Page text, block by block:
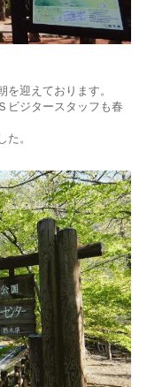
迎えております。
ビジタースタッフも春
。